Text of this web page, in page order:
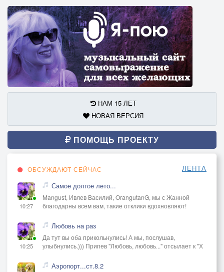
НАМ 15 ЛЕТ
НОВАЯ ВЕРСИЯ
ПОМОЩЬ ПРОЕКТУ
ОБСУЖДАЮТ СЕЙЧАС ЛЕНТА
10:27
Самое долгое лето...
Mangust, Ивлев Василий, OrangutanG, мы с Жанной
благодарны всем вам, такие отклики вдохновляют!
10:25
Любовь на раз
Да тут вы оба прикольнулись! А мы, послушав,
улыбнулись.))) Припев "Любовь, любовь..." отсылает к "Х
Аэропорт...ст.8.2